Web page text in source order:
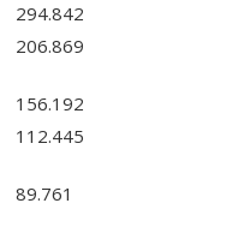
294.842
206.869
156.192
112.445
89.761